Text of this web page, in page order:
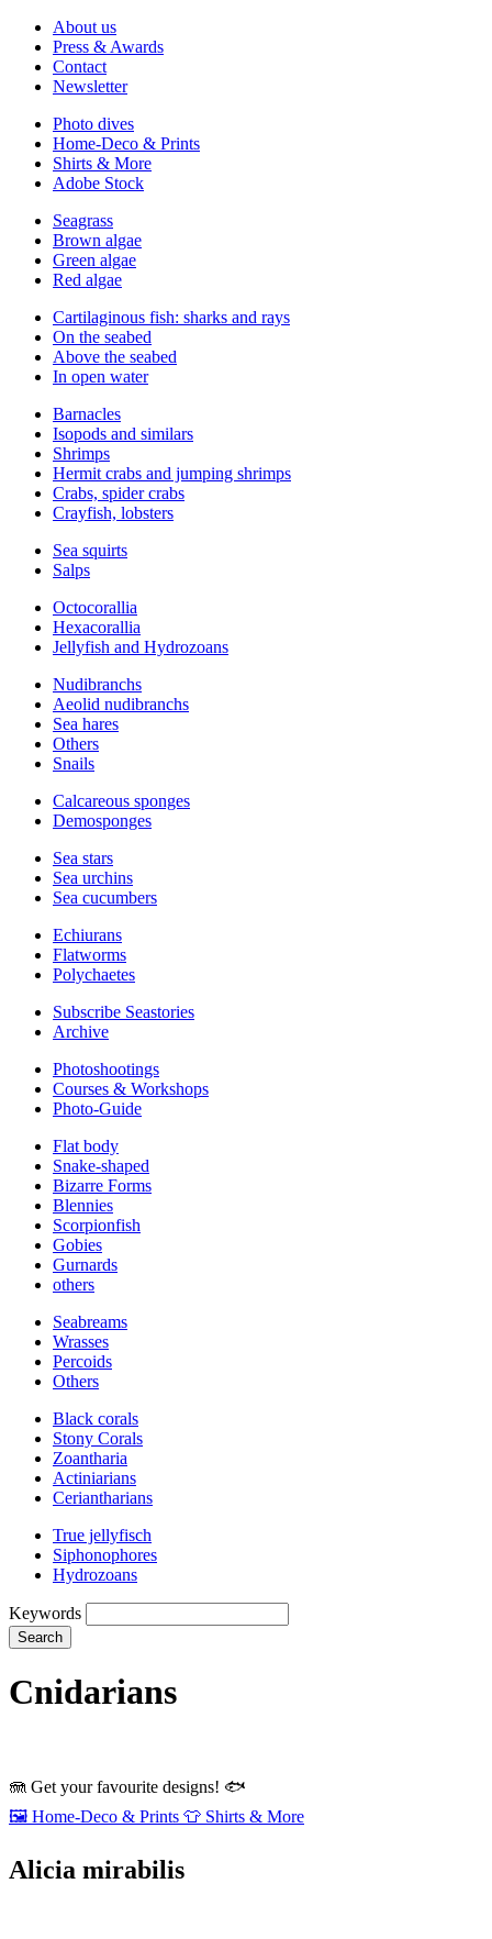
About us
Press & Awards
Contact
Newsletter
Photo dives
Home-Deco & Prints
Shirts & More
Adobe Stock
Seagrass
Brown algae
Green algae
Red algae
Cartilaginous fish: sharks and rays
On the seabed
Above the seabed
In open water
Barnacles
Isopods and similars
Shrimps
Hermit crabs and jumping shrimps
Crabs, spider crabs
Crayfish, lobsters
Sea squirts
Salps
Octocorallia
Hexacorallia
Jellyfish and Hydrozoans
Nudibranchs
Aeolid nudibranchs
Sea hares
Others
Snails
Calcareous sponges
Demosponges
Sea stars
Sea urchins
Sea cucumbers
Echiurans
Flatworms
Polychaetes
Subscribe Seastories
Archive
Photoshootings
Courses & Workshops
Photo-Guide
Flat body
Snake-shaped
Bizarre Forms
Blennies
Scorpionfish
Gobies
Gurnards
others
Seabreams
Wrasses
Percoids
Others
Black corals
Stony Corals
Zoantharia
Actiniarians
Ceriantharians
True jellyfisch
Siphonophores
Hydrozoans
Keywords
Search
Cnidarians
🪼 Get your favourite designs! 🐟
🖼️ Home‑Deco & Prints 👕 Shirts & More
Alicia mirabilis